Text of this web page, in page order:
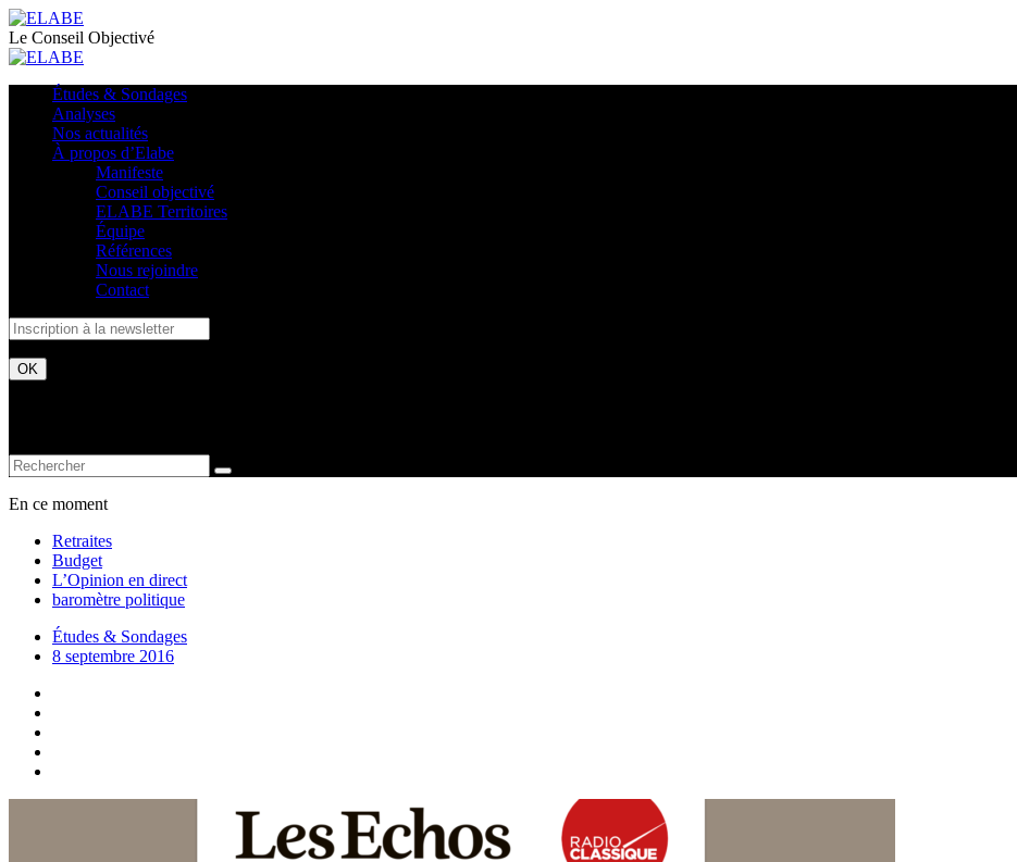
Le Conseil Objectivé
Études & Sondages
Analyses
Nos actualités
À propos d’Elabe
Manifeste
Conseil objectivé
ELABE Territoires
Équipe
Références
Nous rejoindre
Contact
En ce moment
Retraites
Budget
L’Opinion en direct
baromètre politique
Études & Sondages
8 septembre 2016